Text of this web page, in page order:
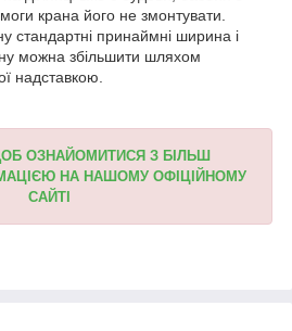
крана його не змонтувати.
стандартні принаймні ширина і
можна збільшити шляхом
надставкою.
ОЗНАЙОМИТИСЯ З БІЛЬШ
НА НАШОМУ ОФІЦІЙНОМУ
САЙТІ